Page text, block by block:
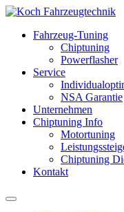
Fahrzeug-Tuning
Chiptuning
Powerflasher
Service
NSA Garantie
Unternehmen
Chiptuning Info
Motortuning
Chiptuning
Kontakt